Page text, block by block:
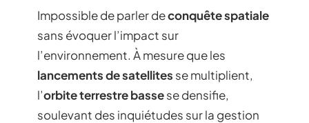
Impossible de parler deconquête spatiale
sans évoquer l’impact sur
l’environnement. À mesure que les
lancements de satellites se multiplient,
l’orbite terrestre bassese densifie,
soulevant des inquiétudes sur la gestion